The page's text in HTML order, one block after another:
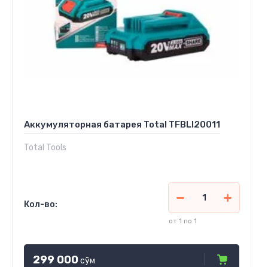
Аккумуляторная батарея Total TFBLI20011
Total Tools
Кол-во:
от 1 по 1
299 000сўм